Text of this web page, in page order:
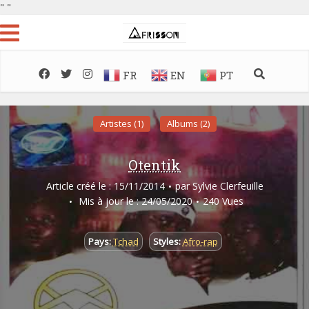
" "
FR EN PT
Artistes (1) Albums (2)
Otentik
Article créé le : 15/11/2014 par Sylvie Clerfeuille
Mis à jour le : 24/05/2020
240 Vues
Pays:Tchad Styles:Afro-rap